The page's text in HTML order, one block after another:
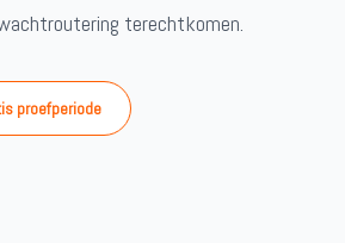
terechtkomen.
proefperiode